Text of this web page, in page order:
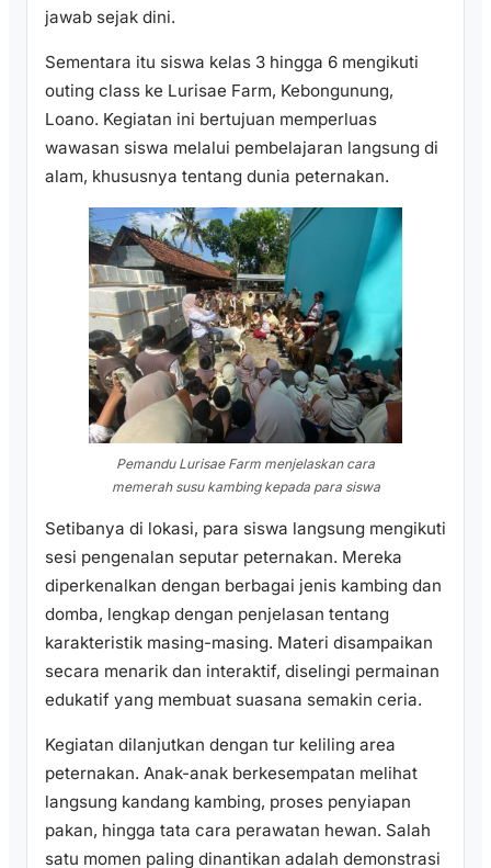
jawab sejak dini.
Sementara itu siswa kelas 3 hingga 6 mengikuti
outing class ke Lurisae Farm, Kebongunung,
Loano. Kegiatan ini bertujuan memperluas
wawasan siswa melalui pembelajaran langsung di
alam, khususnya tentang dunia peternakan.
Pemandu Lurisae Farm menjelaskan cara
memerah susu kambing kepada para siswa
Setibanya di lokasi, para siswa langsung mengikuti
sesi pengenalan seputar peternakan. Mereka
diperkenalkan dengan berbagai jenis kambing dan
domba, lengkap dengan penjelasan tentang
karakteristik masing-masing. Materi disampaikan
secara menarik dan interaktif, diselingi permainan
edukatif yang membuat suasana semakin ceria.
Kegiatan dilanjutkan dengan tur keliling area
peternakan. Anak-anak berkesempatan melihat
langsung kandang kambing, proses penyiapan
pakan, hingga tata cara perawatan hewan. Salah
satu momen paling dinantikan adalah demonstrasi